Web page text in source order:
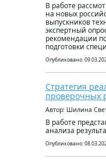
В работе
на новых
выпускников
экспертный
рекомендации
подготовки
Опубликовано:
Стратегия
проверочных
Автор: Шилина
В работе
анализа
Опубликовано: